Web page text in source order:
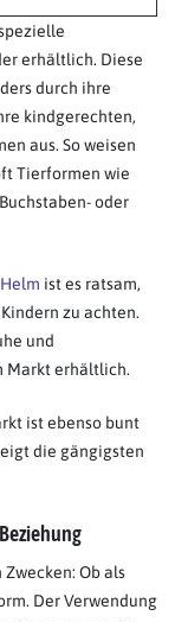
erhältlich. Diese
durch ihre
kindgerechten,
aus. So weisen
Tierformen wie
oder
ist es ratsam,
zu achten.
und
Markt erhältlich.
ist ebenso bunt
die gängigsten
Ob als
Der Verwendung